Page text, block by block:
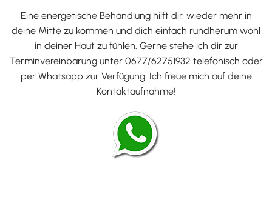
Eine energetische Behandlung hilft dir, wieder mehr in
deine Mitte zu kommen und dich einfach rundherum wohl
in deiner Haut zu fühlen. Gerne stehe ich dir zur
Terminvereinbarung unter 0677/62751932 telefonisch oder
per Whatsapp zur Verfügung. Ich freue mich auf deine
Kontaktaufnahme!